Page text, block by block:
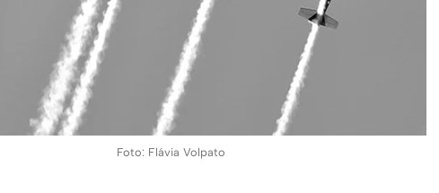
Foto: Flávia Volpato